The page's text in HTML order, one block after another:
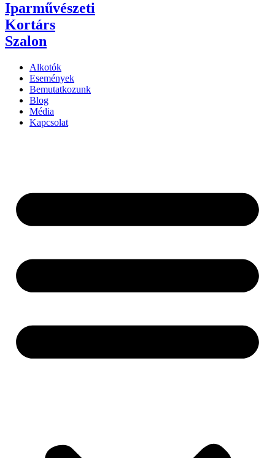
Iparművészeti
Kortárs
Szalon
Alkotók
Események
Bemutatkozunk
Blog
Média
Kapcsolat